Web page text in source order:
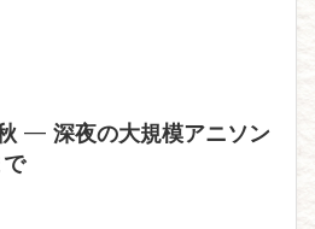
— 深夜の大規模アニソン